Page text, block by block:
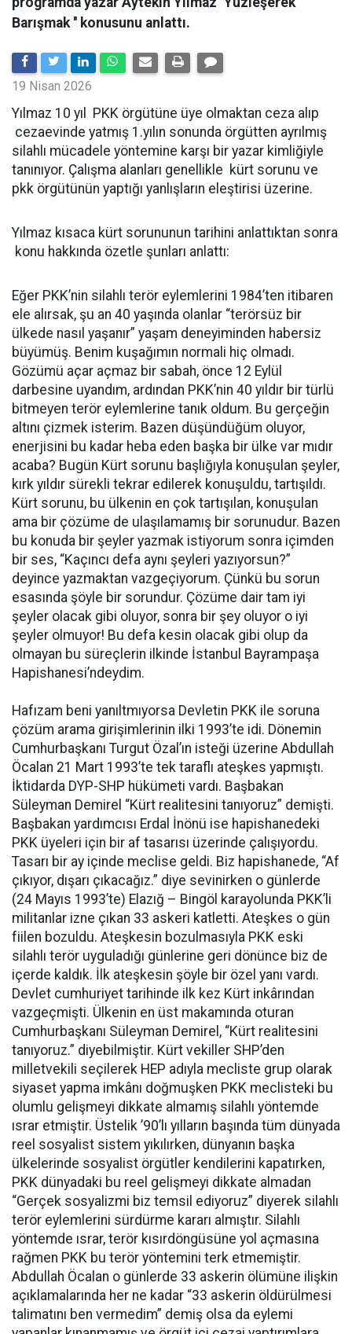
Barışmak '' konusunu anlattı.
19 Nisan 2026
Yılmaz 10 yıl PKK örgütüne üye olmaktan ceza alıp
cezaevinde yatmış 1.yılın sonunda örgütten ayrılmış
silahlı mücadele yöntemine karşı bir yazar kimliğiyle
tanınıyor. Çalışma alanları genellikle kürt sorunu ve
pkk örgütünün yaptığı yanlışların eleştirisi üzerine.
Yılmaz kısaca kürt sorununun tarihini anlattıktan sonra
konu hakkında özetle şunları anlattı:
Eğer PKK’nin silahlı terör eylemlerini 1984’ten itibaren
ele alırsak, şu an 40 yaşında olanlar “terörsüz bir
ülkede nasıl yaşanır” yaşam deneyiminden habersiz
büyümüş. Benim kuşağımın normali hiç olmadı.
Gözümü açar açmaz bir sabah, önce 12 Eylül
darbesine uyandım, ardından PKK’nin 40 yıldır bir türlü
bitmeyen terör eylemlerine tanık oldum. Bu gerçeğin
altını çizmek isterim. Bazen düşündüğüm oluyor,
enerjisini bu kadar heba eden başka bir ülke var mıdır
acaba? Bugün Kürt sorunu başlığıyla konuşulan şeyler,
kırk yıldır sürekli tekrar edilerek konuşuldu, tartışıldı.
Kürt sorunu, bu ülkenin en çok tartışılan, konuşulan
ama bir çözüme de ulaşılamamış bir sorunudur. Bazen
bu konuda bir şeyler yazmak istiyorum sonra içimden
bir ses, “Kaçıncı defa aynı şeyleri yazıyorsun?”
deyince yazmaktan vazgeçiyorum. Çünkü bu sorun
esasında şöyle bir sorundur. Çözüme dair tam iyi
şeyler olacak gibi oluyor, sonra bir şey oluyor o iyi
şeyler olmuyor! Bu defa kesin olacak gibi olup da
olmayan bu süreçlerin ilkinde İstanbul Bayrampaşa
Hapishanesi’ndeydim.
Hafızam beni yanıltmıyorsa Devletin PKK ile soruna
çözüm arama girişimlerinin ilki 1993’te idi. Dönemin
Cumhurbaşkanı Turgut Özal’ın isteği üzerine Abdullah
Öcalan 21 Mart 1993’te tek taraflı ateşkes yapmıştı.
İktidarda DYP-SHP hükümeti vardı. Başbakan
Süleyman Demirel “Kürt realitesini tanıyoruz” demişti.
Başbakan yardımcısı Erdal İnönü ise hapishanedeki
PKK üyeleri için bir af tasarısı üzerinde çalışıyordu.
Tasarı bir ay içinde meclise geldi. Biz hapishanede, “Af
çıkıyor, dışarı çıkacağız.” diye sevinirken o günlerde
(24 Mayıs 1993’te) Elazığ – Bingöl karayolunda PKK’li
militanlar izne çıkan 33 askeri katletti. Ateşkes o gün
fiilen bozuldu. Ateşkesin bozulmasıyla PKK eski
silahlı terör uyguladığı günlerine geri dönünce biz de
içerde kaldık. İlk ateşkesin şöyle bir özel yanı vardı.
Devlet cumhuriyet tarihinde ilk kez Kürt inkârından
vazgeçmişti. Ülkenin en üst makamında oturan
Cumhurbaşkanı Süleyman Demirel, “Kürt realitesini
tanıyoruz.” diyebilmiştir. Kürt vekiller SHP’den
milletvekili seçilerek HEP adıyla mecliste grup olarak
siyaset yapma imkânı doğmuşken PKK meclisteki bu
olumlu gelişmeyi dikkate almamış silahlı yöntemde
ısrar etmiştir. Üstelik ’90’lı yılların başında tüm dünyada
reel sosyalist sistem yıkılırken, dünyanın başka
ülkelerinde sosyalist örgütler kendilerini kapatırken,
PKK dünyadaki bu reel gelişmeyi dikkate almadan
“Gerçek sosyalizmi biz temsil ediyoruz” diyerek silahlı
terör eylemlerini sürdürme kararı almıştır. Silahlı
yöntemde ısrar, terör kısırdöngüsüne yol açmasına
rağmen PKK bu terör yöntemini terk etmemiştir.
Abdullah Öcalan o günlerde 33 askerin ölümüne ilişkin
açıklamalarında her ne kadar “33 askerin öldürülmesi
talimatını ben vermedim” demiş olsa da eylemi